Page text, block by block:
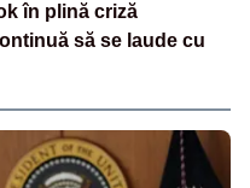
în plină criză
să se laude cu